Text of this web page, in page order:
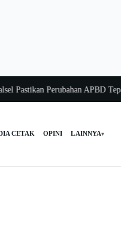
Perubahan APBD Tepat Sasaran
CETAK OPINI LAINNYA▾